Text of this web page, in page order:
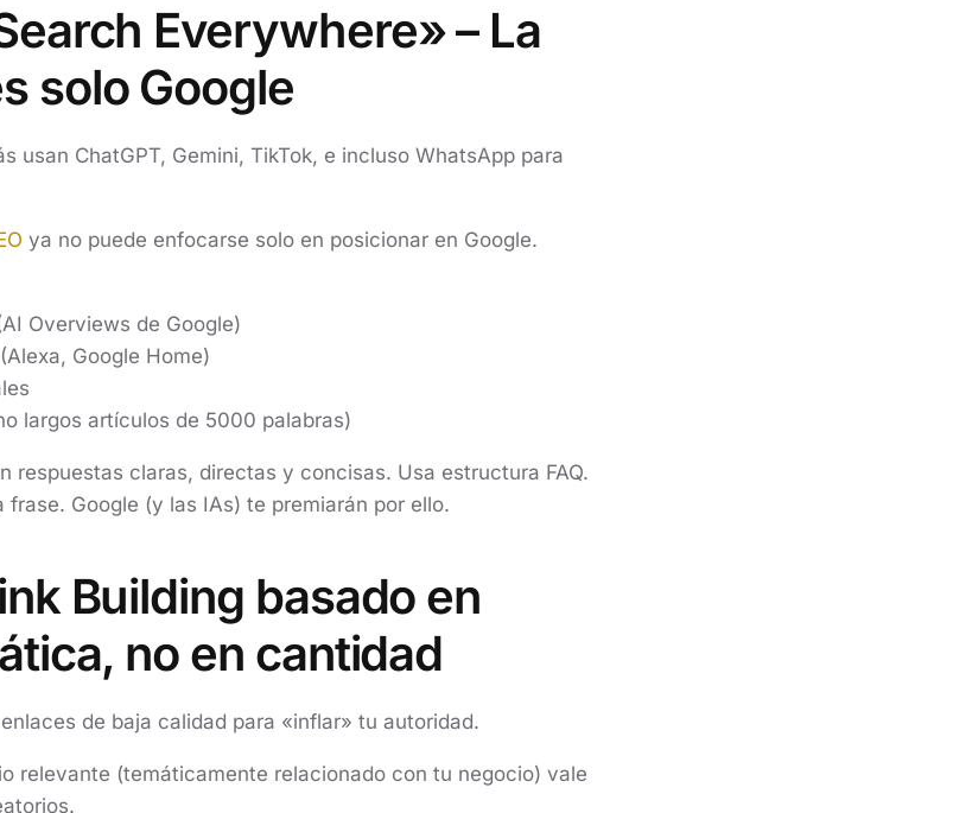
Everywhere» – La
solo Google
usan ChatGPT, Gemini, TikTok, e incluso WhatsApp para
ya no puede enfocarse solo en posicionar en Google.
Overviews de Google)
Google Home)
largos artículos de 5000 palabras)
respuestas claras, directas y concisas. Usa estructura FAQ.
Google (y las IAs) te premiarán por ello.
Building basado en
no en cantidad
de baja calidad para «inflar» tu autoridad.
relevante (temáticamente relacionado con tu negocio) vale